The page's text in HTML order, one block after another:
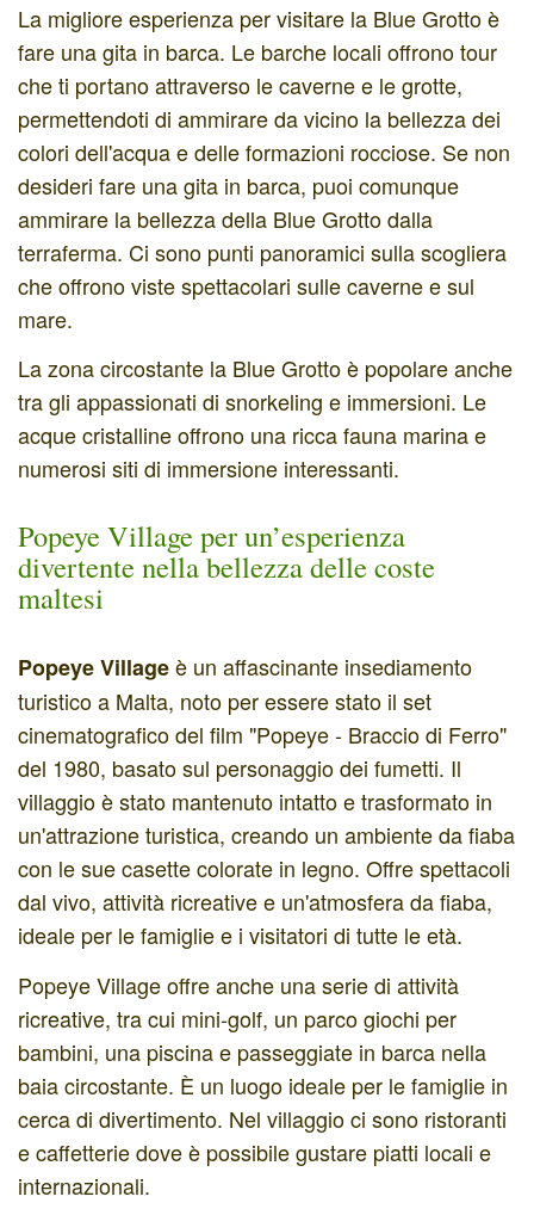
La migliore esperienza per visitare la Blue Grotto è
fare una gita in barca. Le barche locali offrono tour
che ti portano attraverso le caverne e le grotte,
permettendoti di ammirare da vicino la bellezza dei
colori dell'acqua e delle formazioni rocciose. Se non
desideri fare una gita in barca, puoi comunque
ammirare la bellezza della Blue Grotto dalla
terraferma. Ci sono punti panoramici sulla scogliera
che offrono viste spettacolari sulle caverne e sul
mare.
La zona circostante la Blue Grotto è popolare anche
tra gli appassionati di snorkeling e immersioni. Le
acque cristalline offrono una ricca fauna marina e
numerosi siti di immersione interessanti.
Popeye Village per un’esperienza
divertente nella bellezza delle coste
maltesi
Popeye Villageè un affascinante insediamento
turistico a Malta, noto per essere stato il set
cinematografico del film "Popeye - Braccio di Ferro"
del 1980, basato sul personaggio dei fumetti. Il
villaggio è stato mantenuto intatto e trasformato in
un'attrazione turistica, creando un ambiente da fiaba
con le sue casette colorate in legno. Offre spettacoli
dal vivo, attività ricreative e un'atmosfera da fiaba,
ideale per le famiglie e i visitatori di tutte le età.
Popeye Village offre anche una serie di attività
ricreative, tra cui mini-golf, un parco giochi per
bambini, una piscina e passeggiate in barca nella
baia circostante. È un luogo ideale per le famiglie in
cerca di divertimento. Nel villaggio ci sono ristoranti
e caffetterie dove è possibile gustare piatti locali e
internazionali.